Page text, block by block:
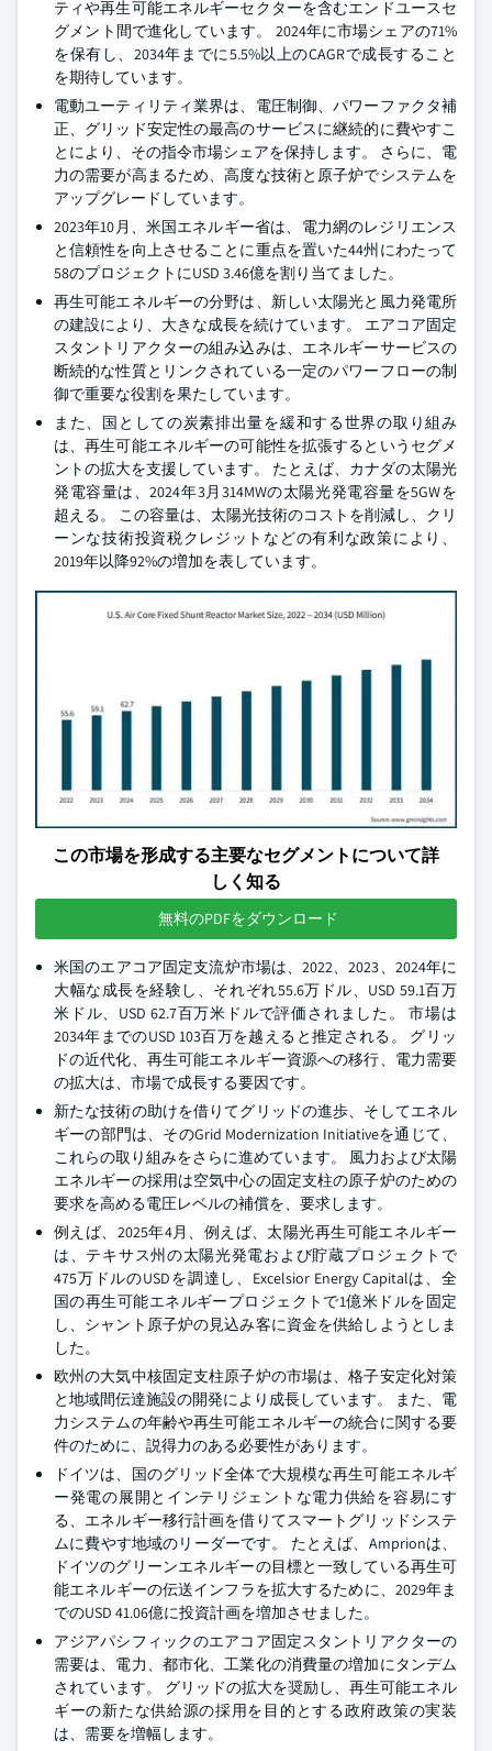
ティや再生可能エネルギーセクターを含むエンドユースセ
グメント間で進化しています。 2024年に市場シェアの71%
を保有し、2034年までに5.5%以上のCAGRで成長すること
を期待しています。
電動ユーティリティ業界は、電圧制御、パワーファクタ補
正、グリッド安定性の最高のサービスに継続的に費やすこ
とにより、その指令市場シェアを保持します。 さらに、電
力の需要が高まるため、高度な技術と原子炉でシステムを
アップグレードしています。
2023年10月、米国エネルギー省は、電力網のレジリエンス
と信頼性を向上させることに重点を置いた44州にわたって
58のプロジェクトにUSD 3.46億を割り当てました。
再生可能エネルギーの分野は、新しい太陽光と風力発電所
の建設により、大きな成長を続けています。 エアコア固定
スタントリアクターの組み込みは、エネルギーサービスの
断続的な性質とリンクされている一定のパワーフローの制
御で重要な役割を果たしています。
また、国としての炭素排出量を緩和する世界の取り組み
は、再生可能エネルギーの可能性を拡張するというセグメ
ントの拡大を支援しています。 たとえば、カナダの太陽光
発電容量は、2024年3月314MWの太陽光発電容量を5GWを
超える。 この容量は、太陽光技術のコストを削減し、クリ
ーンな技術投資税クレジットなどの有利な政策により、
2019年以降92%の増加を表しています。
この市場を形成する主要なセグメントについて詳
しく知る
無料のPDFをダウンロード
米国のエアコア固定支流炉市場は、2022、2023、2024年に
大幅な成長を経験し、それぞれ55.6万ドル、USD 59.1百万
米ドル、USD 62.7百万米ドルで評価されました。 市場は
2034年までのUSD 103百万を越えると推定される。 グリッ
ドの近代化、再生可能エネルギー資源への移行、電力需要
の拡大は、市場で成長する要因です。
新たな技術の助けを借りてグリッドの進歩、そしてエネル
ギーの部門は、そのGrid Modernization Initiativeを通じて、
これらの取り組みをさらに進めています。 風力および太陽
エネルギーの採用は空気中心の固定支柱の原子炉のための
要求を高める電圧レベルの補償を、要求します。
例えば、2025年4月、例えば、太陽光再生可能エネルギー
は、テキサス州の太陽光発電および貯蔵プロジェクトで
475万ドルのUSDを調達し、Excelsior Energy Capitalは、全
国の再生可能エネルギープロジェクトで1億米ドルを固定
し、シャント原子炉の見込み客に資金を供給しようとしま
した。
欧州の大気中核固定支柱原子炉の市場は、格子安定化対策
と地域間伝達施設の開発により成長しています。 また、電
力システムの年齢や再生可能エネルギーの統合に関する要
件のために、説得力のある必要性があります。
ドイツは、国のグリッド全体で大規模な再生可能エネルギ
ー発電の展開とインテリジェントな電力供給を容易にす
る、エネルギー移行計画を借りてスマートグリッドシステ
ムに費やす地域のリーダーです。 たとえば、Amprionは、
ドイツのグリーンエネルギーの目標と一致している再生可
能エネルギーの伝送インフラを拡大するために、2029年ま
でのUSD 41.06億に投資計画を増加させました。
アジアパシフィックのエアコア固定スタントリアクターの
需要は、電力、都市化、工業化の消費量の増加にタンデム
されています。 グリッドの拡大を奨励し、再生可能エネル
ギーの新たな供給源の採用を目的とする政府政策の実装
は、需要を増幅します。